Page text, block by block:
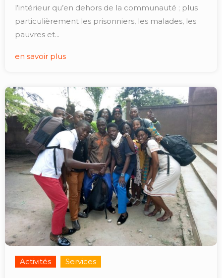
l’intérieur qu’en dehors de la communauté ; plus
particulièrement les prisonniers, les malades, les
pauvres et...
en savoir plus
Activités Services